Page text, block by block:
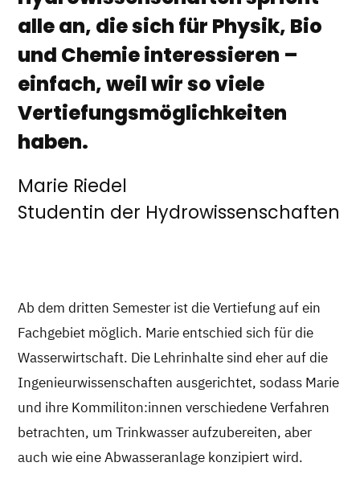
alle an, die sich für Physik, Bio
und Chemie interessieren –
einfach, weil wir so viele
Vertiefungsmöglichkeiten
haben.
Marie Riedel
Studentin der Hydrowissenschaften
Ab dem dritten Semester ist die Vertiefung auf ein
Fachgebiet möglich. Marie entschied sich für die
Wasserwirtschaft. Die Lehrinhalte sind eher auf die
Ingenieurwissenschaften ausgerichtet, sodass Marie
und ihre Kommiliton:innen verschiedene Verfahren
betrachten, um Trinkwasser aufzubereiten, aber
auch wie eine Abwasseranlage konzipiert wird.